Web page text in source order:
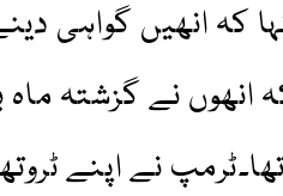
انھیں گواہی
نے گزشتہ
نے اپنے